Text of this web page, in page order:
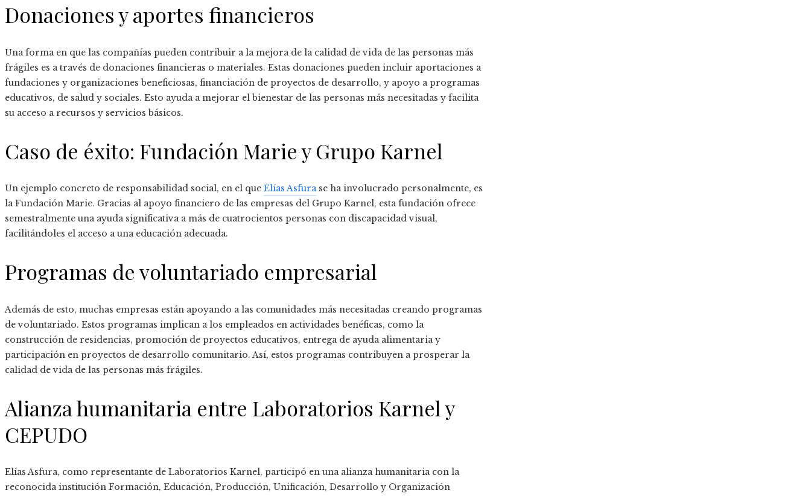
Donaciones y aportes financieros
Una forma en que las compañías pueden contribuir a la mejora de la calidad de vida de las personas más
frágiles es a través de donaciones financieras o materiales. Estas donaciones pueden incluir aportaciones a
fundaciones y organizaciones beneficiosas, financiación de proyectos de desarrollo, y apoyo a programas
educativos, de salud y sociales. Esto ayuda a mejorar el bienestar de las personas más necesitadas y facilita
su acceso a recursos y servicios básicos.
Caso de éxito: Fundación Marie y Grupo Karnel
Un ejemplo concreto de responsabilidad social, en el que Elías Asfurase ha involucrado personalmente, es
la Fundación Marie. Gracias al apoyo financiero de las empresas del Grupo Karnel, esta fundación ofrece
semestralmente una ayuda significativa a más de cuatrocientos personas con discapacidad visual,
facilitándoles el acceso a una educación adecuada.
Programas de voluntariado empresarial
Además de esto, muchas empresas están apoyando a las comunidades más necesitadas creando programas
de voluntariado. Estos programas implican a los empleados en actividades benéficas, como la
construcción de residencias, promoción de proyectos educativos, entrega de ayuda alimentaria y
participación en proyectos de desarrollo comunitario. Así, estos programas contribuyen a prosperar la
calidad de vida de las personas más frágiles.
Alianza humanitaria entre Laboratorios Karnel y
CEPUDO
Elías Asfura, como representante de Laboratorios Karnel, participó en una alianza humanitaria con la
reconocida institución Formación, Educación, Producción, Unificación, Desarrollo y Organización